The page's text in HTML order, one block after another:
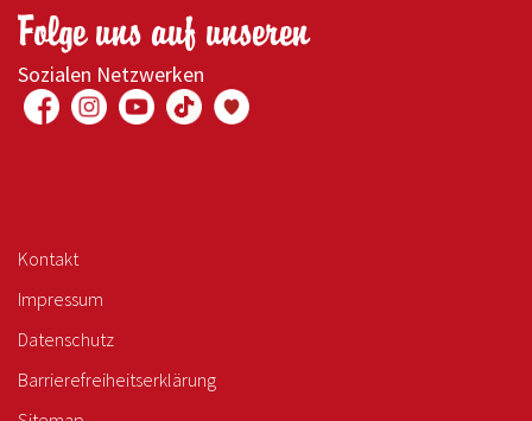
Folge uns auf unseren
Sozialen Netzwerken
Kontakt
Impressum
Datenschutz
Barrierefreiheitserklärung